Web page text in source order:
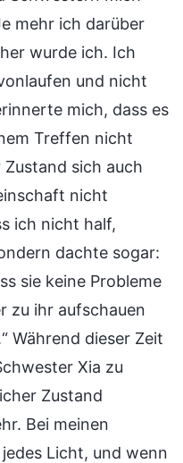
mehr ich darüber
wurde ich. Ich
und nicht
mich, dass es
Treffen nicht
sich auch
nicht
ich nicht half,
dachte sogar:
sie keine Probleme
zu ihr aufschauen
Während dieser Zeit
Xia zu
Zustand
Bei meinen
Licht, und wenn